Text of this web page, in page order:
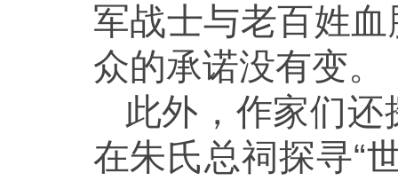
军战士与老百姓
众的承诺没有变。
此外，作家们
在朱氏总祠探寻“